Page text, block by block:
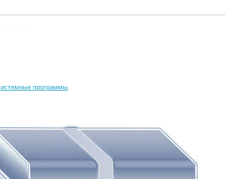
программы